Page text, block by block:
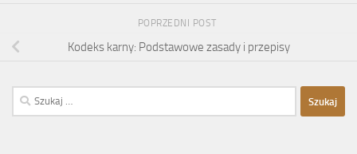
POPRZEDNI POST
Kodeks karny: Podstawowe zasady i przepisy
Szukaj: